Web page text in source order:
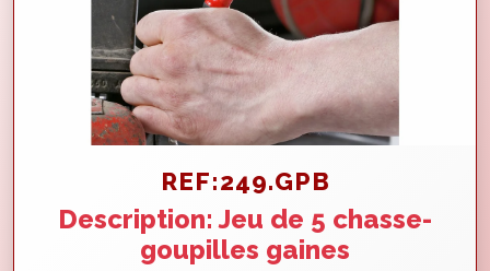
REF:249.GPB
Description: Jeu de 5 chasse-
goupilles gaines